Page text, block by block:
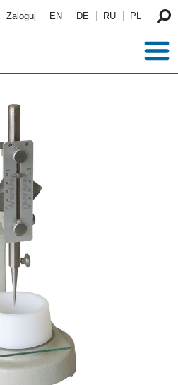
Zaloguj EN DE RU PL